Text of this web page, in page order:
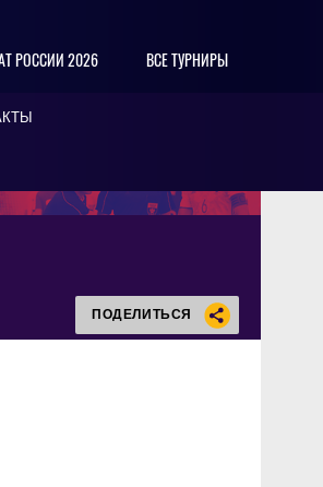
РОССИИ 2026 ВСЕ ТУРНИРЫ
ПОДЕЛИТЬСЯ